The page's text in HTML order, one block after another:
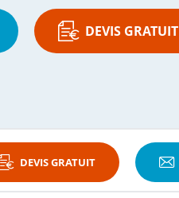
DEVIS GRATUIT
DEVIS GRATUIT